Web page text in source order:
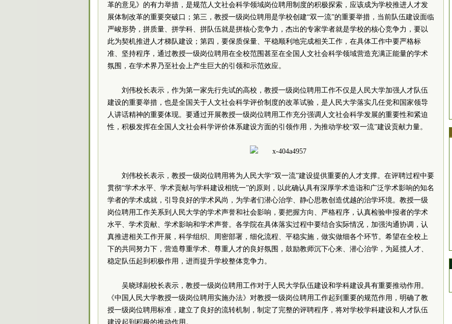
革的意见》的有力举措，是规范人文社会科学领域岗位聘用制度的积极探索，应该成为学校推进人才发
展体制改革的重要突破口；第三，教授一级岗位聘用是学校创建“双一流”的重要举措，当前队伍建设面临
严峻形势，拼质量、拼学科、拼队伍就是拼核心竞争力，杰出的专家学者就是学校的核心竞争力，要以
此为契机推进人才梯队建设；第四，要保质保量、平稳顺利地完成相关工作，在具体工作中要严格标
准、坚持程序，通过教授一级岗位聘用在全校范围甚至在全国人文社会科学领域营造充满正能量的学术
氛围，在学术界乃至社会上产生巨大的引领和示范效应。
刘伟校长表示，作为第一家先行先试的高校，教授一级岗位聘用工作不仅是人民大学加强人才队伍
建设的重要举措，也是全国关于人文社会科学评价制度的改革试验，是人民大学落实几任党和国家领导
人讲话精神的重要体现。要通过开展教授一级岗位聘用工作充分强调人文社会科学发展的重要性和紧迫
性，积极发挥在全国人文社会科学评价体系建设方面的引领作用，为推动学校“双一流”建设贡献力量。
刘伟校长表示，教授一级岗位聘用将为人民大学“双一流”建设提供重要的人才支撑。在评聘过程中要
贯彻“学术水平、学术贡献与学科建设相统一”的原则，以此确认具有深厚学术造诣和广泛学术影响的知名
学者的学术成就，引导良好的学术风尚，为学者们潜心治学、静心思教创造优越的治学环境。教授一级
岗位聘用工作关系到人民大学的学术声誉和社会影响，要把握方向、严格程序，认真检验申报者的学术
水平、学术贡献、学术影响和学术声誉。各学院在具体落实过程中要结合实际情况，加强沟通协调，认
真推进相关工作开展，科学组织、周密部署，细化流程、平稳实施，做实做细各个环节。希望在全校上
下的共同努力下，营造尊重学术、尊重人才的良好氛围，鼓励教师沉下心来、潜心治学，为延揽人才、
稳定队伍起到积极作用，进而提升学校整体竞争力。
吴晓球副校长表示，教授一级岗位聘用工作对于人民大学队伍建设和学科建设具有重要推动作用。
《中国人民大学教授一级岗位聘用实施办法》对教授一级岗位聘用工作起到重要的规范作用，明确了教
授一级岗位聘用标准，建立了良好的流转机制，制定了完整的评聘程序，将对学校学科建设和人才队伍
建设起到积极的推动作用。